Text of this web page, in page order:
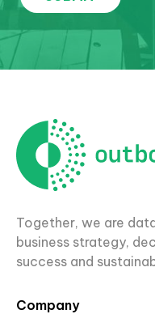
Together, we are
business strategy,
success and
Company